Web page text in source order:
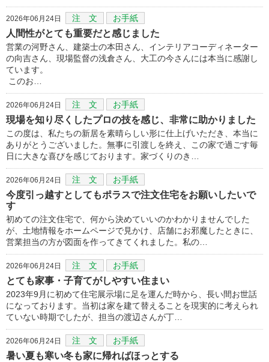
2026年06月24日 注 文 お手紙
人間性がとても重要だと感じました
営業の河野さん、建築士の本田さん、インテリアコーディネーター
の向吉さん、現場監督の浅倉さん、大工の今さんには本当に感謝し
ています。
このお…
2026年06月24日 注 文 お手紙
現場を知り尽くしたプロの技を感じ、非常に助かりました
この度は、私たちの新居を素晴らしい形に仕上げいただき、本当に
ありがとうございました。無事に引渡しを終え、この家で過ごす毎
日に大きな喜びを感じております。家づくりのき…
2026年06月24日 注 文 お手紙
今度引っ越すとしてもポラスで注文住宅をお願いしたいで
す
初めての注文住宅で、何から決めていいのかわかりませんでした
が、土地情報をホームページで見かけ、店舗にお邪魔したときに、
営業担当の方が図面を作ってきてくれました。私の…
2026年06月24日 注 文 お手紙
とても家事・子育てがしやすい住まい
2023年9月に初めて住宅展示場に足を運んだ時から、長い間お世話
になっております。当初は家を建て替えることを現実的に考えられ
ていない時期でしたが、担当の渡辺さんが丁…
2026年06月24日 注 文 お手紙
暑い夏も寒い冬も家に帰ればほっとする